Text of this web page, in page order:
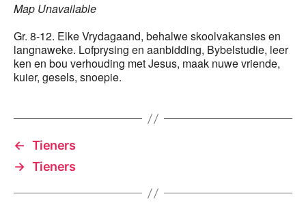
Map Unavailable
Gr. 8-12. Elke Vrydagaand, behalwe skoolvakansies en
langnaweke. Lofprysing en aanbidding, Bybelstudie, leer
ken en bou verhouding met Jesus, maak nuwe vriende,
kuier, gesels, snoepie.
← Tieners
→ Tieners